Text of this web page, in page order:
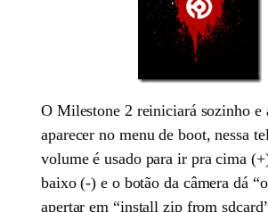
O Milestone 2 reiniciará sozinho e
aparecer no menu de boot, nessa
volume é usado para ir pra cima
baixo (-) e o botão da câmera dá
apertar em “install zip from